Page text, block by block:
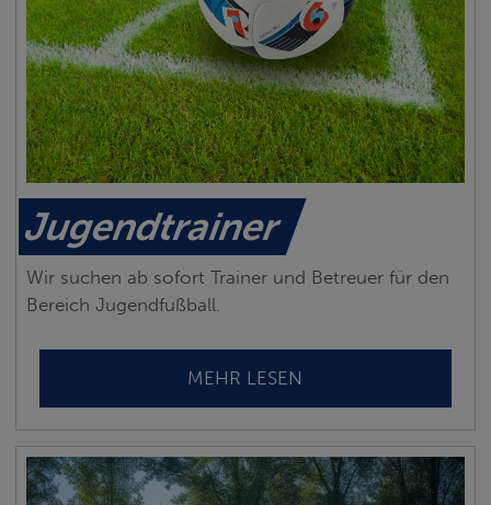
Jugendtrainer
Wir suchen ab sofort Trainer und Betreuer für den
Bereich Jugendfußball.
MEHR LESEN